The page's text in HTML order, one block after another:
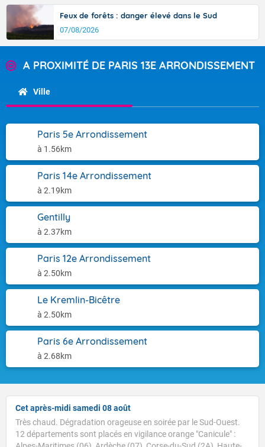
Feux de forêts : danger élevé dans le Sud
07/08/2026
A PROXIMITÉ DE PARIS 13E ARRONDISSEMENT
Ville
Paris 5e Arrondissement
à 1.56km
Paris 14e Arrondissement
à 2.19km
Gentilly
à 2.37km
Paris 12e Arrondissement
à 2.50km
Le Kremlin-Bicêtre
à 2.50km
Paris 6e Arrondissement
à 2.68km
Cet après-midi samedi 08 août
Très chaud. Dégradation orageuse en soirée par le Sud-Ouest.
12 départements sont placés en vigilance orange "Canicule" :